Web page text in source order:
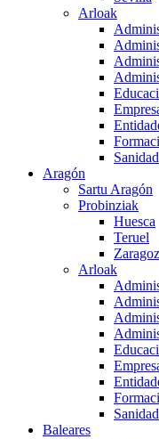
Arloak
Sanidad
Aragón
Sartu Aragón
Probinziak
Huesca
Teruel
Arloak
Sanidad
Baleares